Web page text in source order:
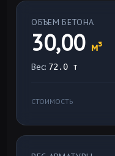
ОБЪЕМ БЕТОНА
30,00 м³
Вес: 72.0 т
СТОИМОСТЬ